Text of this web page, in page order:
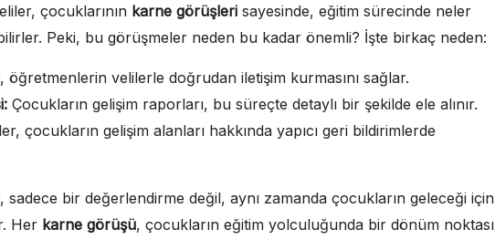
çocuklarının karne görüşleri sayesinde, eğitim sürecinde neler
Peki, bu görüşmeler neden bu kadar önemli? İşte birkaç neden:
, öğretmenlerin velilerle doğrudan iletişim kurmasını sağlar.
Çocukların gelişim raporları, bu süreçte detaylı bir şekilde ele alınır.
çocukların gelişim alanları hakkında yapıcı geri bildirimlerde
, sadece bir değerlendirme değil, aynı zamanda çocukların geleceği için
Her karne görüşü, çocukların eğitim yolculuğunda bir dönüm noktası